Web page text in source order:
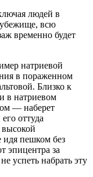
людей в
всю
временно будет
натриевой
в пораженном
Близко к
в натриевом
— наберет
оттуда
идя пешком без
эпицентра за
успеть набрать эту